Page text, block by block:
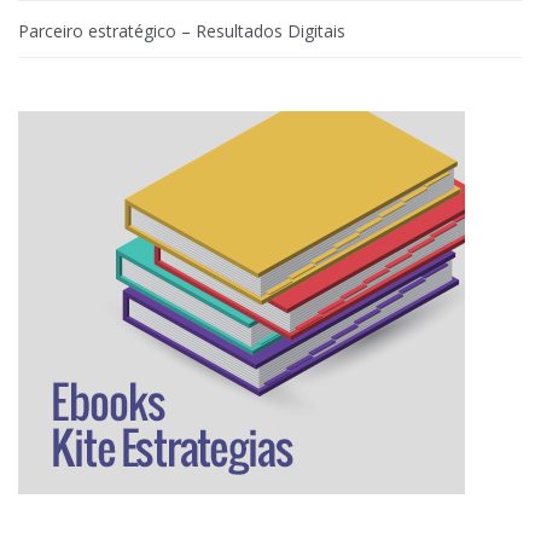
Parceiro estratégico – Resultados Digitais